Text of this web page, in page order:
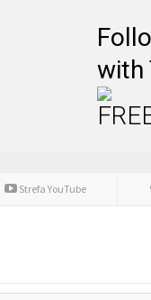
with
Strefa YouTube